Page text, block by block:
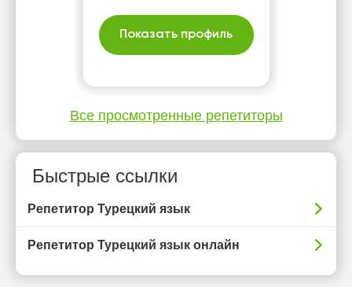
Показать профиль
Все просмотренные репетиторы
Быстрые ссылки
Репетитор Турецкий язык
Репетитор Турецкий язык онлайн